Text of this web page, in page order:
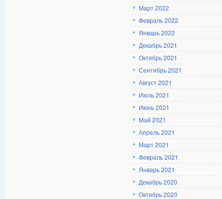
Март 2022
Февраль 2022
Январь 2022
Декабрь 2021
Октябрь 2021
Сентябрь 2021
Август 2021
Июль 2021
Июнь 2021
Май 2021
Апрель 2021
Март 2021
Февраль 2021
Январь 2021
Декабрь 2020
Октябрь 2020